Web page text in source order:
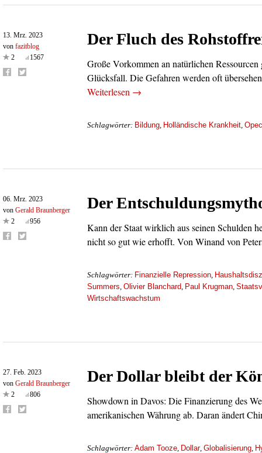
13. Mrz. 2023
von fazitblog
2
1567
Der Fluch des
Große Vorkommen an natürlichen
Glücksfall. Die Gefahren werden oft
Weiterlesen →
Schlagwörter: Bildung, Holländische Krankheit, Opec
06. Mrz. 2023
von Gerald Braunberger
2
956
Der
Kann der Staat wirklich aus seinen Schulden
nicht so gut wie erhofft. Von Winand von
Schlagwörter: Finanzielle Repression,
Summers, Olivier Blanchard, Paul Krugman,
Wirtschaftswachstum
27. Feb. 2023
von Gerald Braunberger
2
806
Der Dollar bleibt der
Showdown in Davos: Die Finanzierung des
amerikanischen Währung ab. Daran ändert
Schlagwörter: Adam Tooze, Dollar, Globalisierung,